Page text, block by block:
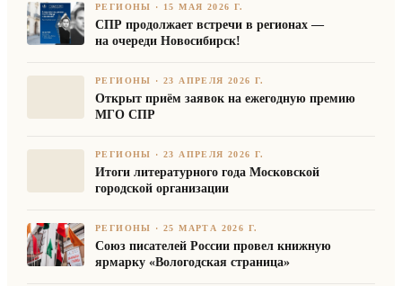
РЕГИОНЫ · 15 МАЯ 2026 Г.
СПР продолжает встречи в регионах —
на очереди Новосибирск!
РЕГИОНЫ ·23 АПРЕЛЯ 2026 Г.
Открыт приём заявок на ежегодную премию
МГО СПР
РЕГИОНЫ ·23 АПРЕЛЯ 2026 Г.
Итоги литературного года Московской
городской организации
РЕГИОНЫ ·25 МАРТА 2026 Г.
Союз писателей России провел книжную
ярмарку «Вологодская страница»